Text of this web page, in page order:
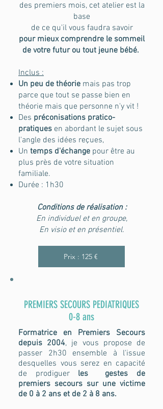
des premiers mois, cet atelier est la
base
de ce qu'il vous faudra savoir
pour mieux comprendre le sommeil
de votre futur ou tout jeune bébé.
Inclus :
Un peu de théorie mais pas trop
parce que tout se passe bien en
théorie mais que personne n'y vit !
Des préconisations pratico-
pratiques en abordant le sujet sous
l'angle des idées reçues,
Un temps d'échange pour être au
plus près de votre situation
familiale.
Durée : 1h30
Conditions de réalisation :
En individuel et en groupe,
En visio et en présentiel.
​Prix : 125 €
PREMIERS SECOURS PEDIATRIQUES
0-8 ans
Formatrice en Premiers Secours
depuis 2004, je vous propose de
passer 2h30 ensemble à l'issue
desquelles vous serez en capacité
de prodiguer les gestes de
premiers secours sur une victime
de 0 à 2 ans et de 2 à 8 ans.